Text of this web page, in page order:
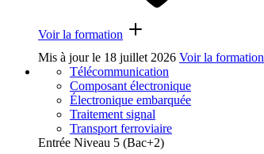
Voir la formation
Mis à jour le 18 juillet 2026 Voir la formation
Télécommunication
Composant électronique
Électronique embarquée
Traitement signal
Transport ferroviaire
Entrée Niveau 5 (Bac+2)